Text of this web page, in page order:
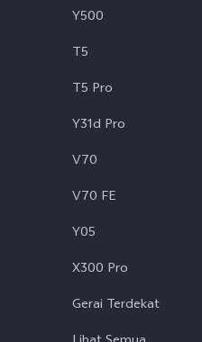
Y500
T5
T5 Pro
Y31d Pro
V70
V70 FE
Y05
X300 Pro
Gerai Terdekat